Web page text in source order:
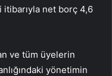
itibarıyla net borç 4,6
ve tüm üyelerin
yönetimin